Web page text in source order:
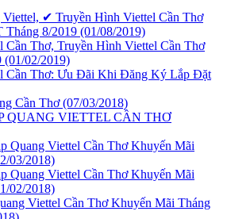
✔‎ Truyền Hình Viettel Cần Thơ
Tháng 8/2019 (01/08/2019)
Cần Thơ, Truyền Hình Viettel Cần Thơ
(01/02/2019)
Cần Thơ: Ưu Đãi Khi Đăng Ký Lắp Đặt
Cần Thơ(07/03/2018)
QUANG VIETTEL CẦN THƠ
Quang Viettel Cần Thơ Khuyến Mãi
03/2018)
Quang Viettel Cần Thơ Khuyến Mãi
02/2018)
Viettel Cần Thơ Khuyến Mãi Tháng